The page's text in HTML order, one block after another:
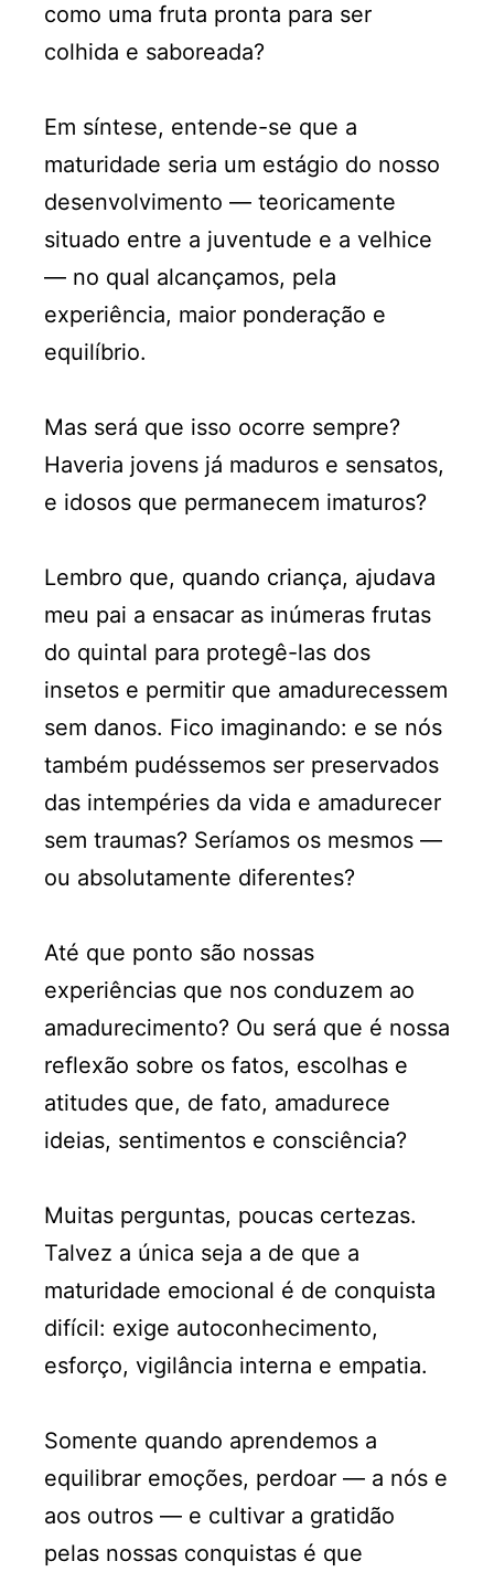
como uma fruta pronta para ser
colhida e saboreada?
Em síntese, entende-se que a
maturidade seria um estágio do nosso
desenvolvimento — teoricamente
situado entre a juventude e a velhice
— no qual alcançamos, pela
experiência, maior ponderação e
equilíbrio.
Mas será que isso ocorre sempre?
Haveria jovens já maduros e sensatos,
e idosos que permanecem imaturos?
Lembro que, quando criança, ajudava
meu pai a ensacar as inúmeras frutas
do quintal para protegê-las dos
insetos e permitir que amadurecessem
sem danos. Fico imaginando: e se nós
também pudéssemos ser preservados
das intempéries da vida e amadurecer
sem traumas? Seríamos os mesmos —
ou absolutamente diferentes?
Até que ponto são nossas
experiências que nos conduzem ao
amadurecimento? Ou será que é nossa
reflexão sobre os fatos, escolhas e
atitudes que, de fato, amadurece
ideias, sentimentos e consciência?
Muitas perguntas, poucas certezas.
Talvez a única seja a de que a
maturidade emocional é de conquista
difícil: exige autoconhecimento,
esforço, vigilância interna e empatia.
Somente quando aprendemos a
equilibrar emoções, perdoar — a nós e
aos outros — e cultivar a gratidão
pelas nossas conquistas é que